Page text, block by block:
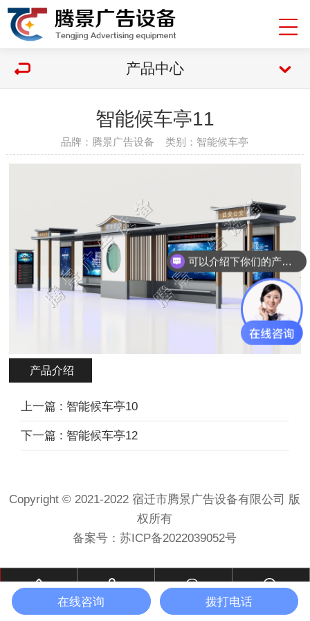
产品中心
智能候车亭11
品牌：腾景广告设备 类别：智能候车亭
产品介绍
上一篇 : 智能候车亭10
下一篇 : 智能候车亭12
Copyright © 2021-2022 宿迁市腾景广告设备有限公司 版
权所有
备案号：苏ICP备2022039052号
联系我们
可以介绍下你们的产品么？
现在有优惠活动么？
在线咨询 拨打电话